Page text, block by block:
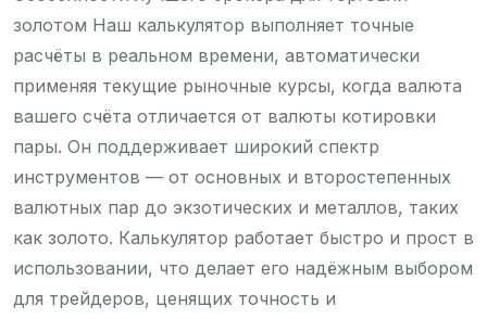
золотом Наш калькулятор выполняет точные
расчёты в реальном времени, автоматически
применяя текущие рыночные курсы, когда валюта
вашего счёта отличается от валюты котировки
пары. Он поддерживает широкий спектр
инструментов — от основных и второстепенных
валютных пар до экзотических и металлов, таких
как золото. Калькулятор работает быстро и прост в
использовании, что делает его надёжным выбором
для трейдеров, ценящих точность и